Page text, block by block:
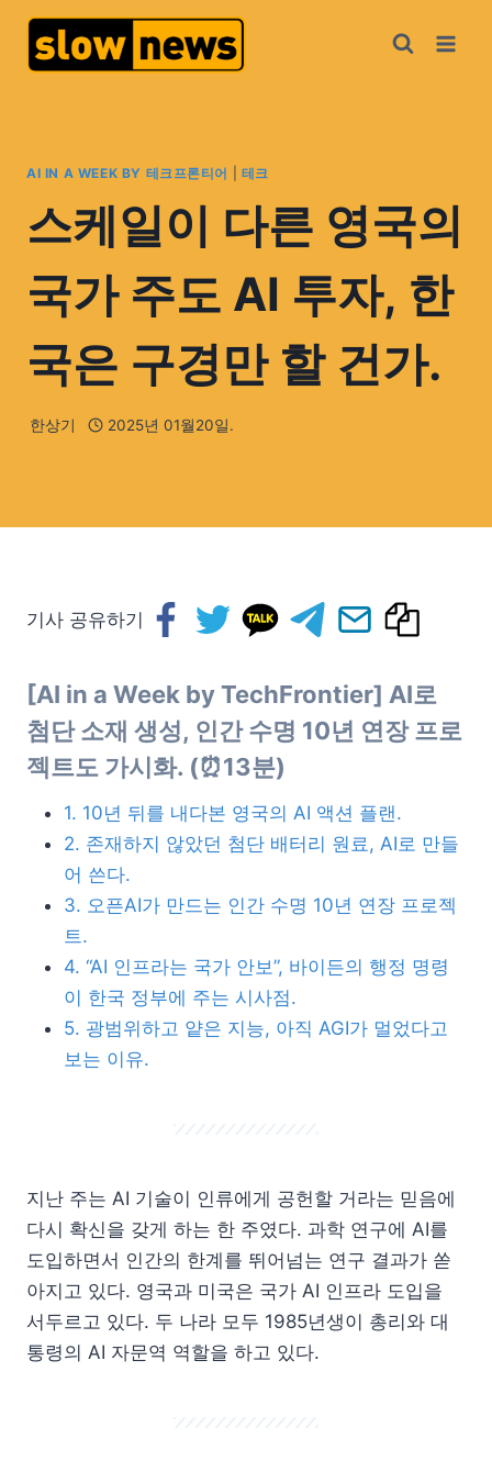
AI IN A WEEK BY 테크프론티어 테크
스케일이 다른 영국의
국가 주도 AI 투자, 한
국은 구경만 할 건가.
한상기 2025년 01월20일.
기사 공유하기
[AI in a Week by TechFrontier] AI로
첨단 소재 생성, 인간 수명 10년 연장 프로
젝트도 가시화. (⏰13분)
1. 10년 뒤를 내다본 영국의 AI 액션 플랜.
2. 존재하지 않았던 첨단 배터리 원료, AI로 만들
어 쓴다.
3. 오픈AI가 만드는 인간 수명 10년 연장 프로젝
트.
4. “AI 인프라는 국가 안보”, 바이든의 행정 명령
이 한국 정부에 주는 시사점.
5. 광범위하고 얕은 지능, 아직 AGI가 멀었다고
보는 이유.
지난 주는 AI 기술이 인류에게 공헌할 거라는 믿음에
다시 확신을 갖게 하는 한 주였다. 과학 연구에 AI를
도입하면서 인간의 한계를 뛰어넘는 연구 결과가 쏟
아지고 있다. 영국과 미국은 국가 AI 인프라 도입을
서두르고 있다. 두 나라 모두 1985년생이 총리와 대
통령의 AI 자문역 역할을 하고 있다.